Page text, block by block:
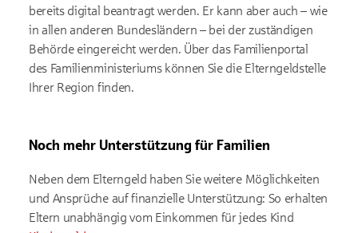
bereits digital beantragt werden. Er kann aber auch – wie
in allen anderen Bundesländern – bei der zuständigen
Behörde eingereicht werden. Über das Familienportal
des Familienministeriums können Sie die Elterngeldstelle
Ihrer Region finden.
Noch mehr Unterstützung für Familien
Neben dem Elterngeld haben Sie weitere Möglichkeiten
und Ansprüche auf finanzielle Unterstützung: So erhalten
Eltern unabhängig vom Einkommen für jedes Kind